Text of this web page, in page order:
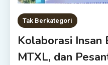
Tak Berkategori
Kolaborasi Insan
MTXL, dan